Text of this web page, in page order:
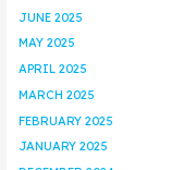
JUNE 2025
MAY 2025
APRIL 2025
MARCH 2025
FEBRUARY 2025
JANUARY 2025